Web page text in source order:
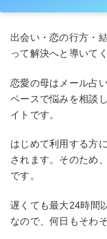
出会い・恋の行方・
って解決へと導いて
恋愛の母はメール占
ペースで悩みを相談
イトです。
はじめて利用する方
されます。そのため
です。
遅くても最大24時間
なので、何日もそわ